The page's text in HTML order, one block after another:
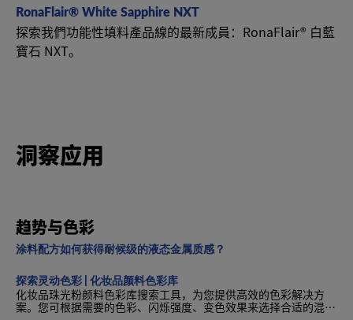
RonaFlair® White Sapphire NXT
探索我們功能性填料產品線的最新成員：RonaFlair® 白藍
寶石 NXT。
洞察应用
趋势与色彩
涂料配方如何获得耐候级的液态金属质感？
探索灵动色彩 | 化妆品颜料色彩库
化妆品珠光粉颜料色彩库搜索工具，为您提供高效的色彩解决方
案。您可根据需要的色彩、闪烁强度、变色效果来选择合适的混粉